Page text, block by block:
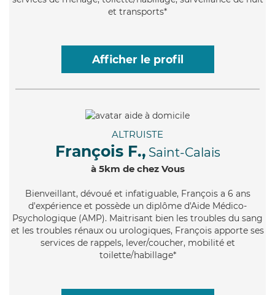
et transports*
Afficher le profil
ALTRUISTE
François F., Saint-Calais
à 5km de chez Vous
Bienveillant, dévoué et infatiguable, François a 6 ans
d'expérience et possède un diplôme d'Aide Médico-
Psychologique (AMP). Maitrisant bien les troubles du sang
et les troubles rénaux ou urologiques, François apporte ses
services de rappels, lever/coucher, mobilité et
toilette/habillage*